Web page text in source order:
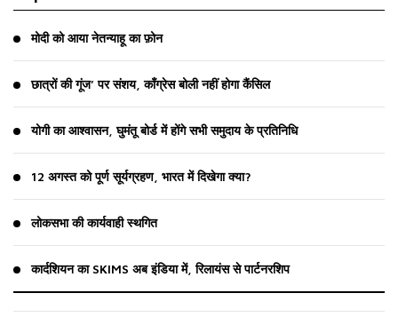
मोदी को आया नेतन्याहू का फ़ोन
छात्रों की गूंज’ पर संशय, काँग्रेस बोली नहीं होगा कैंसिल
योगी का आश्वासन, घुमंतू बोर्ड में होंगे सभी समुदाय के प्रतिनिधि
12 अगस्त को पूर्ण सूर्यग्रहण, भारत में दिखेगा क्या?
लोकसभा की कार्यवाही स्थगित
कार्दशियन का SKIMS अब इंडिया में, रिलायंस से पार्टनरशिप